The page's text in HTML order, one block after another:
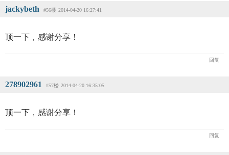
jackybeth #56楼 2014-04-20 16:27:41
顶一下，感谢分享！
回复
278902961 #57楼 2014-04-20 16:35:05
顶一下，感谢分享！
回复